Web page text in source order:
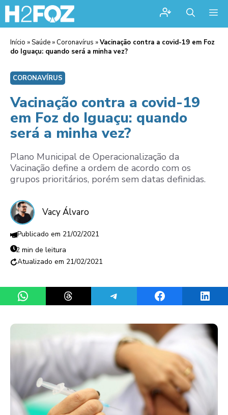
Início »Saúde » Coronavírus »Vacinação contra a covid-19 em Foz
do Iguaçu: quando será a minha vez?
CORONAVÍRUS
Vacinação contra a covid-19
em Foz do Iguaçu: quando
será a minha vez?
Plano Municipal de Operacionalização da
Vacinação define a ordem de acordo com os
grupos prioritários, porém sem datas definidas.
Vacy Álvaro
21/02/2021
2 min de leitura
21/02/2021
Share on WhatsAppShare on ThreadsShare on TelegramShare on Facebook